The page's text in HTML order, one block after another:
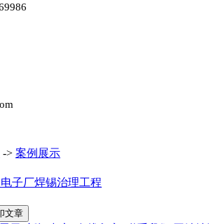
-> 案例展示